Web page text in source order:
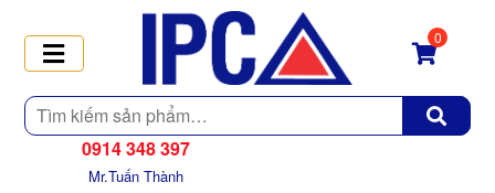
Tìm
kiếm
0
0914 348 397
Mr.Tuấn Thành